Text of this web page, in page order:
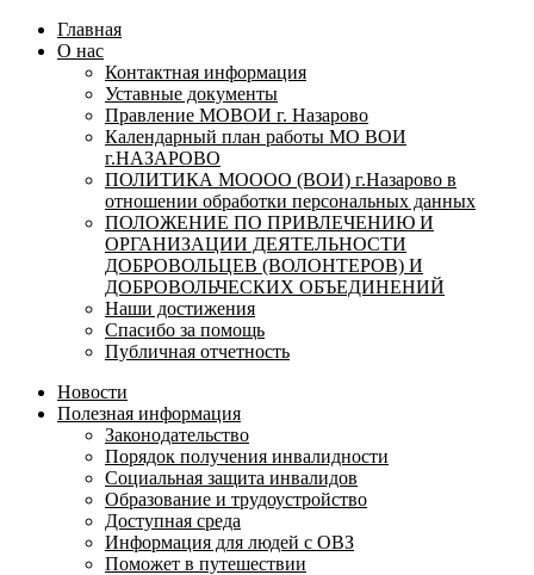
Главная
О нас
Контактная информация
Уставные документы
Правление МОВОИ г. Назарово
Календарный план работы МО ВОИ
г.НАЗАРОВО
ПОЛИТИКА МОООО (ВОИ) г.Назарово в
отношении обработки персональных данных
ПОЛОЖЕНИЕ ПО ПРИВЛЕЧЕНИЮ И
ОРГАНИЗАЦИИ ДЕЯТЕЛЬНОСТИ
ДОБРОВОЛЬЦЕВ (ВОЛОНТЕРОВ) И
ДОБРОВОЛЬЧЕСКИХ ОБЪЕДИНЕНИЙ
Наши достижения
Спасибо за помощь
Публичная отчетность
Новости
Полезная информация
Законодательство
Порядок получения инвалидности
Социальная защита инвалидов
Образование и трудоустройство
Доступная среда
Информация для людей с ОВЗ
Поможет в путешествии